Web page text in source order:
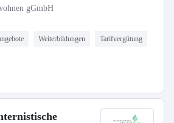
gGmbH
Weiterbildungen Tarifvergütung